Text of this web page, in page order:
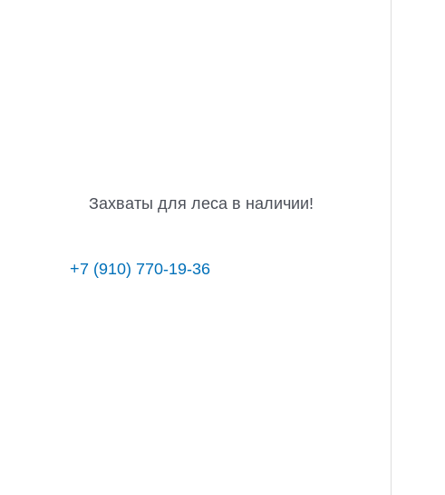
Захваты для леса в наличии!
+7 (910) 770-19-36